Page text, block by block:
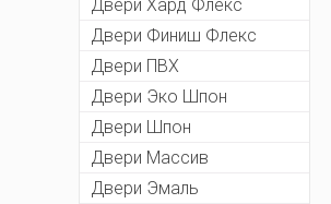
Двери Хард Флекс
Двери Финиш Флекс
Двери ПВХ
Двери Эко Шпон
Двери Шпон
Двери Массив
Двери Эмаль